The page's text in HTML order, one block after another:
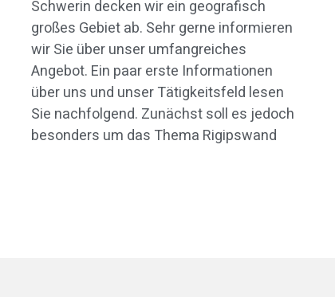
Schwerin decken wir ein geografisch
großes Gebiet ab. Sehr gerne informieren
wir Sie über unser umfangreiches
Angebot. Ein paar erste Informationen
über uns und unser Tätigkeitsfeld lesen
Sie nachfolgend. Zunächst soll es jedoch
besonders um das Thema Rigipswand
gehen. Unsere geschulten Mitarbeiter
stehen Ihnen für sämtliche Fragen rund
um die Aufgabenbereiche unserer Firma
zur Verfügung. Selbstverständlich
erarbeiten wir Ihnen gerne ein